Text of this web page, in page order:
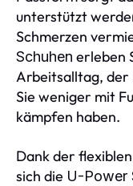
unterstützt
Schmerzen
Schuhen erleben
Arbeitsalltag, der
Sie weniger mit
kämpfen haben.
Dank der
sich die U-Power